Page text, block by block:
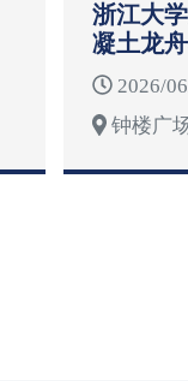
浙江大
凝土龙
2026/
钟楼广